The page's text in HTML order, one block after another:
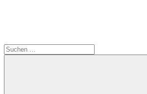
Suchen
nach: